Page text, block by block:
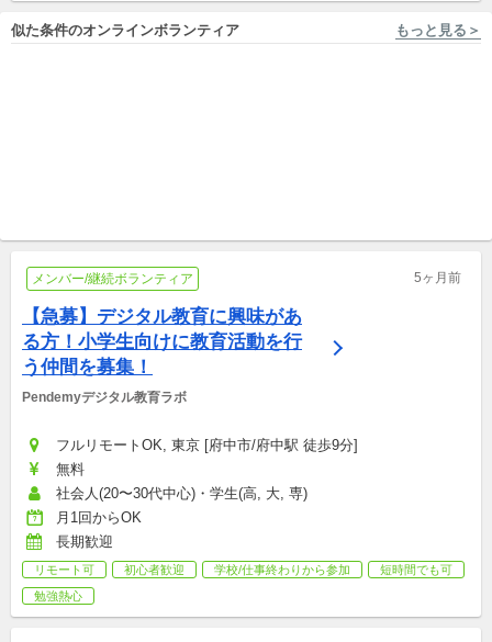
似た条件のオンラインボランティア もっと見る＞
メンバー/継続ボランティア 5ヶ月前
【急募】デジタル教育に興味があ
る方！小学生向けに教育活動を行
う仲間を募集！
Pendemyデジタル教育ラボ
フルリモートOK, 東京 [府中市/府中駅 徒歩9分]
無料
社会人(20〜30代中心)・学生(高, 大, 専)
月1回からOK
長期歓迎
リモート可 初心者歓迎 学校/仕事終わりから参加
短時間でも可
勉強熱心